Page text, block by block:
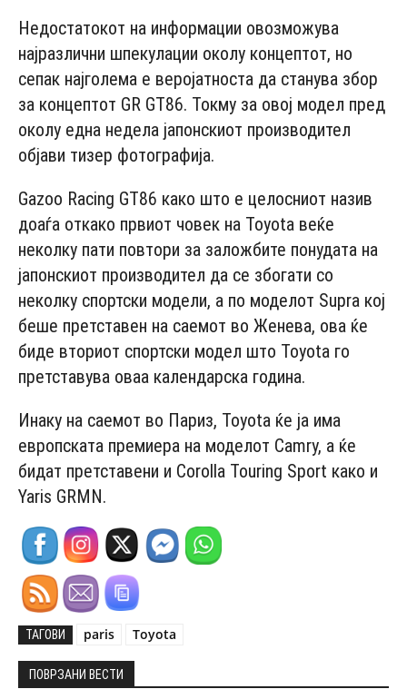
Недостатокот на информации овозможува
најразлични шпекулации околу концептот, но
сепак најголема е веројатноста да станува збор
за концептот GR GT86. Токму за овој модел пред
околу една недела јапонскиот производител
објави тизер фотографија.
Gazoo Racing GT86 како што е целосниот назив
доаѓа откако првиот човек на Toyota веќе
неколку пати повтори за заложбите понудата на
јапонскиот производител да се збогати со
неколку спортски модели, а по моделот Supra кој
беше претставен на саемот во Женева, ова ќе
биде вториот спортски модел што Toyota го
претставува оваа календарска година.
Инаку на саемот во Париз, Toyota ќе ја има
европската премиера на моделот Camry, а ќе
бидат претставени и Corolla Touring Sport како и
Yaris GRMN.
ТАГОВИ paris Toyota
ПОВРЗАНИ ВЕСТИ